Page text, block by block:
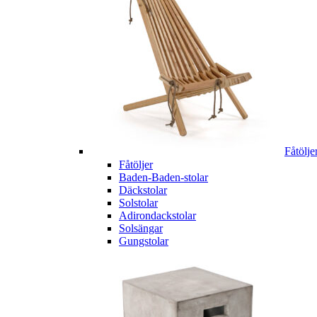
Fåtöljer
Baden-Baden-stolar
Däckstolar
Solstolar
Adirondackstolar
Solsängar
Gungstolar